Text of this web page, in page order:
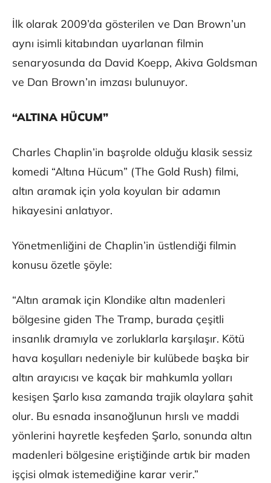
İlk olarak 2009’da gösterilen ve Dan Brown’un
aynı isimli kitabından uyarlanan filmin
senaryosunda da David Koepp, Akiva Goldsman
ve Dan Brown’ın imzası bulunuyor.
“ALTINA HÜCUM”
Charles Chaplin’in başrolde olduğu klasik sessiz
komedi “Altına Hücum” (The Gold Rush) filmi,
altın aramak için yola koyulan bir adamın
hikayesini anlatıyor.
Yönetmenliğini de Chaplin’in üstlendiği filmin
konusu özetle şöyle:
“Altın aramak için Klondike altın madenleri
bölgesine giden The Tramp, burada çeşitli
insanlık dramıyla ve zorluklarla karşılaşır. Kötü
hava koşulları nedeniyle bir kulübede başka bir
altın arayıcısı ve kaçak bir mahkumla yolları
kesişen Şarlo kısa zamanda trajik olaylara şahit
olur. Bu esnada insanoğlunun hırslı ve maddi
yönlerini hayretle keşfeden Şarlo, sonunda altın
madenleri bölgesine eriştiğinde artık bir maden
işçisi olmak istemediğine karar verir.”